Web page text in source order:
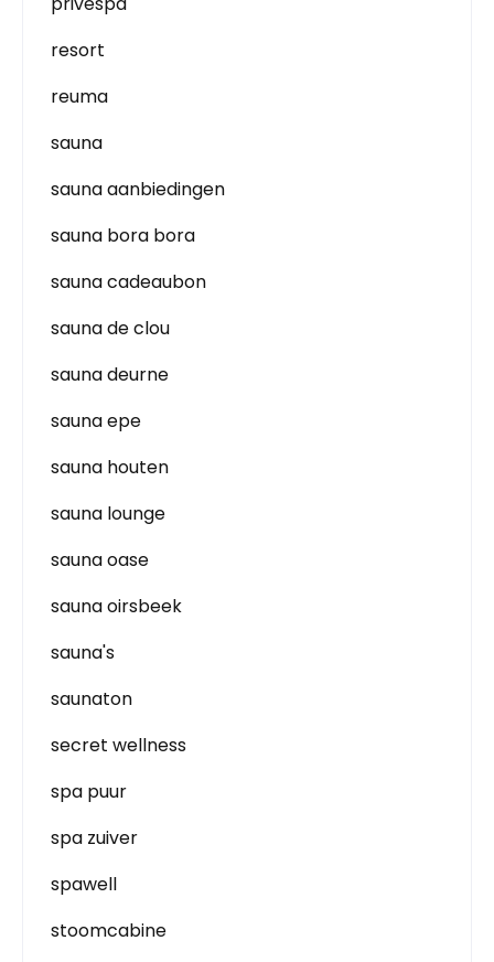
resort
reuma
sauna
sauna aanbiedingen
sauna bora bora
sauna cadeaubon
sauna de clou
sauna deurne
sauna epe
sauna houten
sauna lounge
sauna oase
sauna oirsbeek
sauna's
saunaton
secret wellness
spa puur
spa zuiver
spawell
stoomcabine